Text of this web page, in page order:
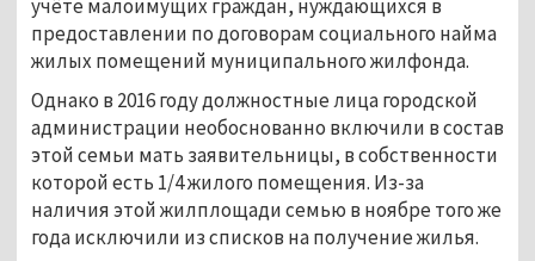
учёте малоимущих граждан, нуждающихся в
предоставлении по договорам социального найма
жилых помещений муниципального жилфонда.
Однако в 2016 году должностные лица городской
администрации необоснованно включили в состав
этой семьи мать заявительницы, в собственности
которой есть 1/4 жилого помещения. Из-за
наличия этой жилплощади семью в ноябре того же
года исключили из списков на получение жилья.